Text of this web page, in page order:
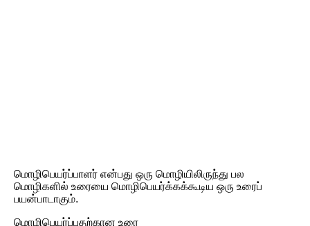
மொழிபெயர்ப்பாளர் என்பது ஒரு மொழியிலிருந்து பல
மொழிகளில் உரையை மொழிபெயர்க்கக்கூடிய ஒரு உரைப்
பயன்பாடாகும்.
மொழிபெயர்ப்பதற்கான உரை